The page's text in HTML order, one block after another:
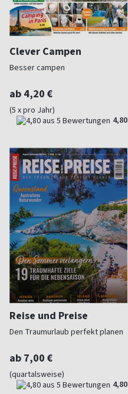
Clever Campen
Besser campen
ab 4,20 €
(5 x pro Jahr)
4,80
Reise und Preise
Den Traumurlaub perfekt planen
ab 7,00 €
(quartalsweise)
4,80